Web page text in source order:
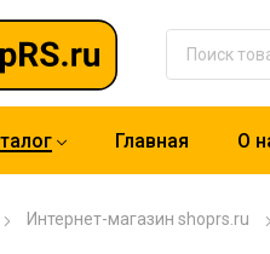
Главная О
Интернет-магазин shoprs.ru